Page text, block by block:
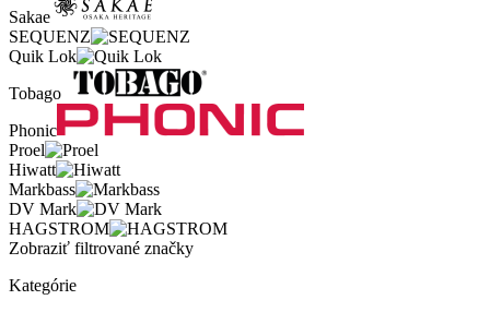
Sakae
SEQUENZ
Quik Lok
Tobago
Phonic
Proel
Hiwatt
Markbass
DV Mark
HAGSTROM
Zobraziť filtrované značky
Kategórie